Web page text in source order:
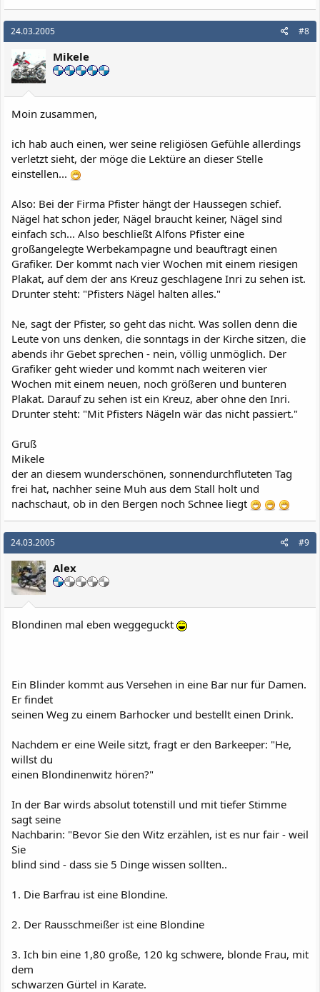
24.03.2005 #8
Mikele
Moin zusammen,
ich hab auch einen, wer seine religiösen Gefühle allerdings
verletzt sieht, der möge die Lektüre an dieser Stelle
einstellen...
Also: Bei der Firma Pfister hängt der Haussegen schief.
Nägel hat schon jeder, Nägel braucht keiner, Nägel sind
einfach sch... Also beschließt Alfons Pfister eine
großangelegte Werbekampagne und beauftragt einen
Grafiker. Der kommt nach vier Wochen mit einem riesigen
Plakat, auf dem der ans Kreuz geschlagene Inri zu sehen ist.
Drunter steht: "Pfisters Nägel halten alles."
Ne, sagt der Pfister, so geht das nicht. Was sollen denn die
Leute von uns denken, die sonntags in der Kirche sitzen, die
abends ihr Gebet sprechen - nein, völlig unmöglich. Der
Grafiker geht wieder und kommt nach weiteren vier
Wochen mit einem neuen, noch größeren und bunteren
Plakat. Darauf zu sehen ist ein Kreuz, aber ohne den Inri.
Drunter steht: "Mit Pfisters Nägeln wär das nicht passiert."
Gruß
Mikele
der an diesem wunderschönen, sonnendurchfluteten Tag
frei hat, nachher seine Muh aus dem Stall holt und
nachschaut, ob in den Bergen noch Schnee liegt
24.03.2005 #9
Alex
Blondinen mal eben weggeguckt
Ein Blinder kommt aus Versehen in eine Bar nur für Damen.
Er findet
seinen Weg zu einem Barhocker und bestellt einen Drink.
Nachdem er eine Weile sitzt, fragt er den Barkeeper: "He,
willst du
einen Blondinenwitz hören?"
In der Bar wirds absolut totenstill und mit tiefer Stimme
sagt seine
Nachbarin: "Bevor Sie den Witz erzählen, ist es nur fair - weil
Sie
blind sind - dass sie 5 Dinge wissen sollten..
1. Die Barfrau ist eine Blondine.
2. Der Rausschmeißer ist eine Blondine
3. Ich bin eine 1,80 große, 120 kg schwere, blonde Frau, mit
dem
schwarzen Gürtel in Karate.